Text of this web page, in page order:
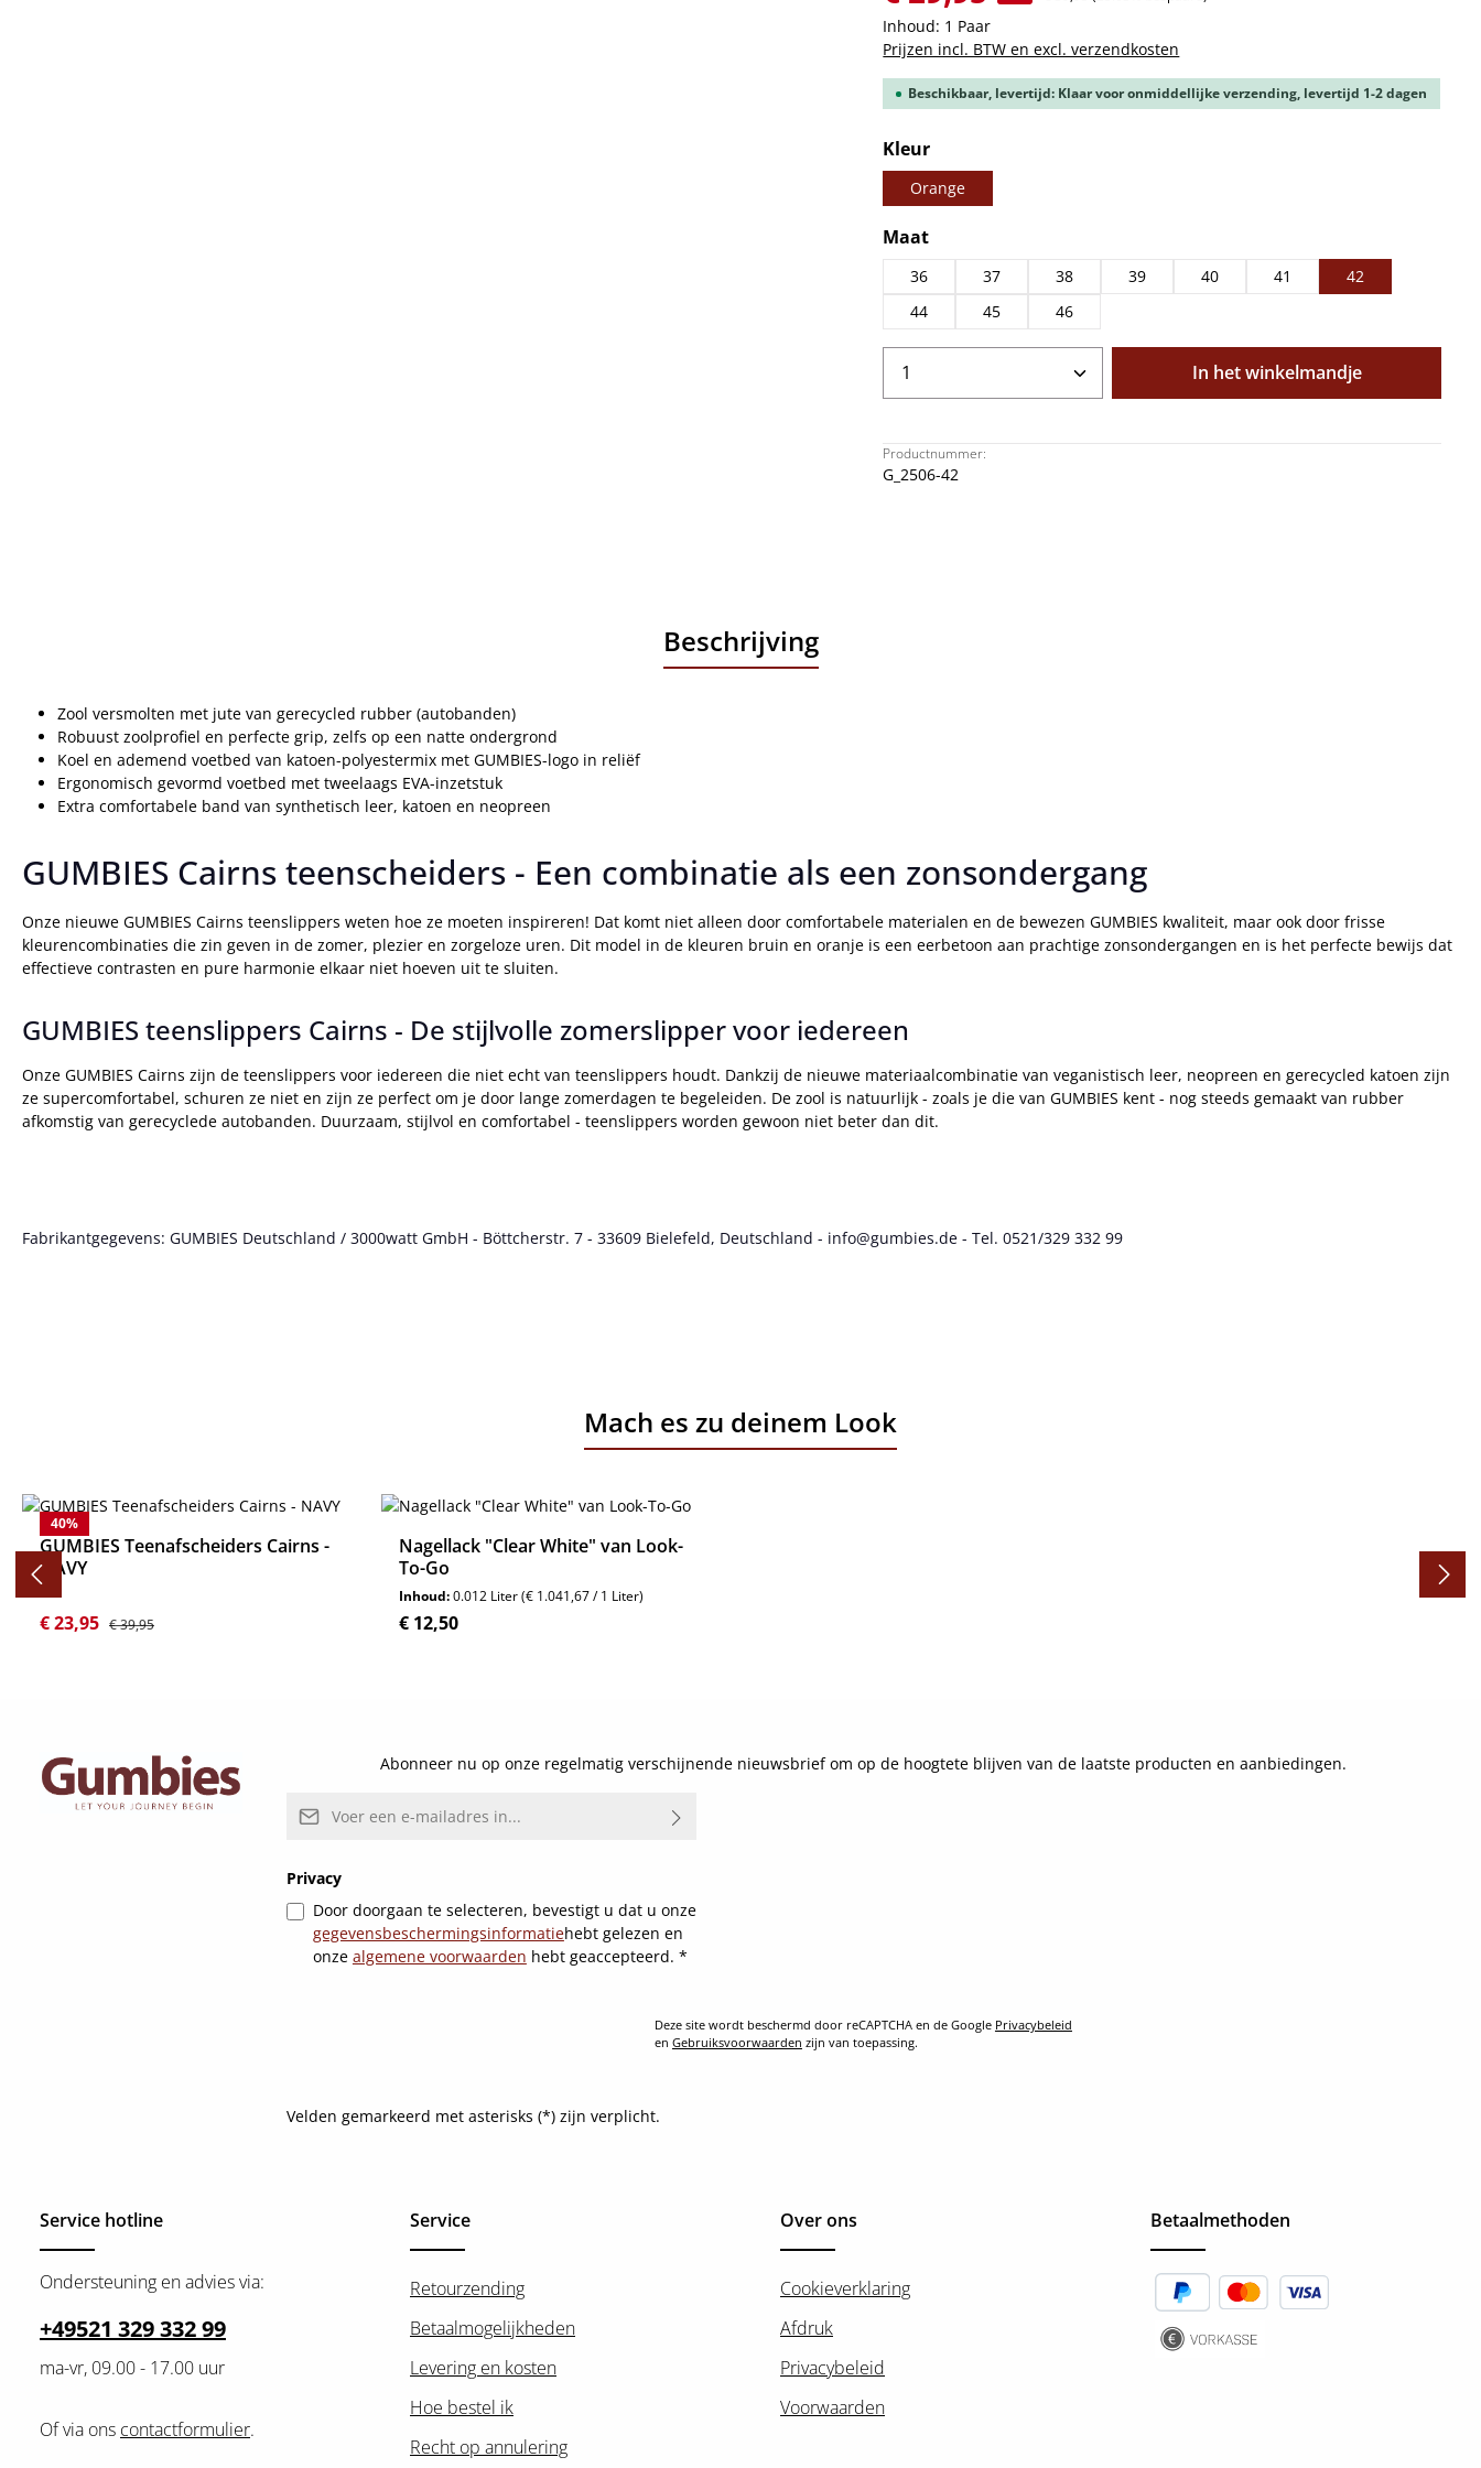
Inhoud: 1 Paar
Prijzen incl. BTW en excl. verzendkosten
Beschikbaar, levertijd: Klaar voor onmiddellijke verzending, levertijd 1-2 dagen
Selecteer
Kleur
Orange
Selecteer
Maat
36 37 38 39 40 41
42
44
45 46
Producthoeveelheid: Voer de gewenste
In het winkelmandje
Productnummer:
G_2506-42
Beschrijving
Zool versmolten met jute van gerecycled rubber (autobanden)
Robuust zoolprofiel en perfecte grip, zelfs op een natte ondergrond
Koel en ademend voetbed van katoen-polyestermix met GUMBIES-logo in reliëf
Ergonomisch gevormd voetbed met tweelaags EVA-inzetstuk
Extra comfortabele band van synthetisch leer, katoen en neopreen
GUMBIES Cairns teenscheiders - Een combinatie als een zonsondergang
Onze nieuwe GUMBIES Cairns teenslippers weten hoe ze moeten inspireren! Dat komt niet alleen door comfortabele materialen en de bewezen GUMBIES kwaliteit, maar ook door frisse
kleurencombinaties die zin geven in de zomer, plezier en zorgeloze uren. Dit model in de kleuren bruin en oranje is een eerbetoon aan prachtige zonsondergangen en is het perfecte bewijs dat
effectieve contrasten en pure harmonie elkaar niet hoeven uit te sluiten.
GUMBIES teenslippers Cairns - De stijlvolle zomerslipper voor iedereen
Onze GUMBIES Cairns zijn de teenslippers voor iedereen die niet echt van teenslippers houdt. Dankzij de nieuwe materiaalcombinatie van veganistisch leer, neopreen en gerecycled katoen zijn
ze supercomfortabel, schuren ze niet en zijn ze perfect om je door lange zomerdagen te begeleiden. De zool is natuurlijk - zoals je die van GUMBIES kent - nog steeds gemaakt van rubber
afkomstig van gerecyclede autobanden. Duurzaam, stijlvol en comfortabel - teenslippers worden gewoon niet beter dan dit.
Fabrikantgegevens: GUMBIES Deutschland / 3000watt GmbH - Böttcherstr. 7 - 33609 Bielefeld, Deutschland - info@gumbies.de - Tel. 0521/329 332 99
Mach es zu deinem Look
Productgalerij overslaan
40%
GUMBIES Teenafscheiders Cairns -
NAVY
Verkoopprijs:
€ 23,95 Normale prijs:
€ 39,95
Nagellack "Clear White" van Look-
To-Go
Inhoud:0.012 Liter(€ 1.041,67 / 1 Liter)
Normale prijs:
€ 12,50
Abonneer nu op onze regelmatig verschijnende nieuwsbrief om op de hoogtete blijven van de laatste producten en aanbiedingen.
E-mailadres*
Privacy
Door doorgaan te selecteren, bevestigt u dat u onze
gegevensbeschermingsinformatiehebt gelezen en
onze algemene voorwaarden hebt geaccepteerd. *
Deze site wordt beschermd door reCAPTCHA en de Google Privacybeleid
en Gebruiksvoorwaarden zijn van toepassing.
Velden gemarkeerd met asterisks (*) zijn verplicht.
Service hotline
Ondersteuning en advies via:
+49521 329 332 99
ma-vr, 09.00 - 17.00 uur
Of via ons contactformulier.
Service
Retourzending
Betaalmogelijkheden
Levering en kosten
Hoe bestel ik
Recht op annulering
Over ons
Cookieverklaring
Afdruk
Privacybeleid
Voorwaarden
Betaalmethoden